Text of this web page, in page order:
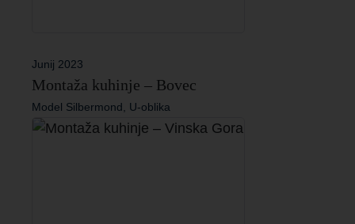
Junij 2023
Montaža kuhinje – Bovec
Model Silbermond, U-oblika